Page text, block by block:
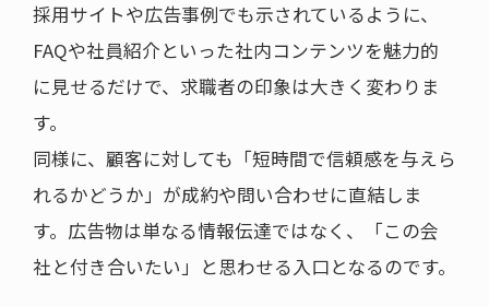
採用サイトや広告事例でも示されているように、
FAQや社員紹介といった社内コンテンツを魅力的
に見せるだけで、求職者の印象は大きく変わりま
す。
同様に、顧客に対しても「短時間で信頼感を与えら
れるかどうか」が成約や問い合わせに直結しま
す。広告物は単なる情報伝達ではなく、「この会
社と付き合いたい」と思わせる入口となるのです。